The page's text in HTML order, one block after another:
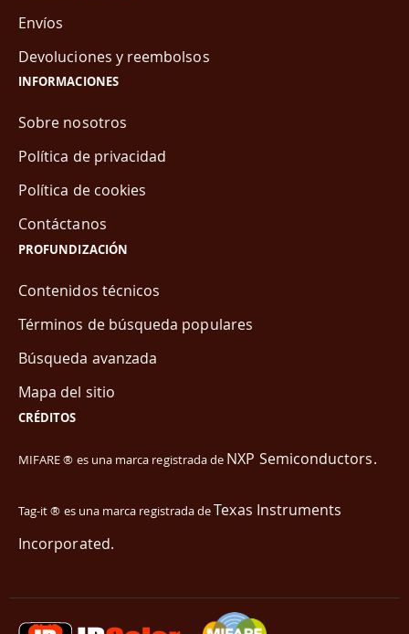
Envíos
Devoluciones y reembolsos
INFORMACIONES
Sobre nosotros
Política de privacidad
Política de cookies
Contáctanos
PROFUNDIZACIÓN
Contenidos técnicos
Términos de búsqueda populares
Búsqueda avanzada
Mapa del sitio
CRÉDITOS
MIFARE ® es una marca registrada de NXP Semiconductors.
Tag-it ® es una marca registrada deTexas Instruments
Incorporated.